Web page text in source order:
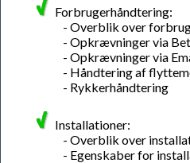
Forbrugerhåndtering:
- Overblik over
- Opkrævninger via
- Opkrævninger via
- Håndtering af
- Rykkerhåndtering
Installationer:
- Overblik over
- Egenskaber for